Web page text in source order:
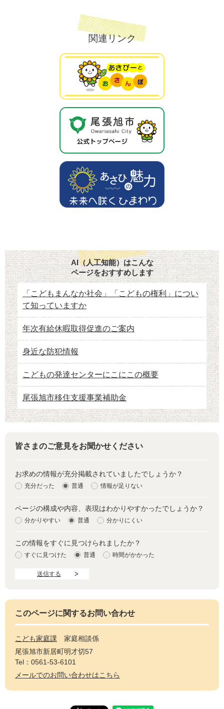
関連リンク
AI（人工知能）はこんな
ページをおすすめします
「こどもまんなか社会」「こどもの権利」につい
て知っていますか
年次有給休暇取得促進のご案内
身近な防犯情報
こどもの発達センターにこにこの概要
尾張旭市移住支援事業補助金
皆さまのご意見をお聞かせください
お求めの情報が充分掲載されていましたでしょうか？
充分だった 普通 情報が足りない
ページの構成や内容、表現はわかりやすかったでしょうか？
分かりやすい 普通 分かりにくい
この情報をすぐに見つけられましたか？
すぐに見つけた 普通 時間がかかった
このページに関するお問い合わせ
こども家庭課
家庭相談係
尾張旭市新居町明才切57
Tel：0561-53-6101
メールでのお問い合わせはこちら